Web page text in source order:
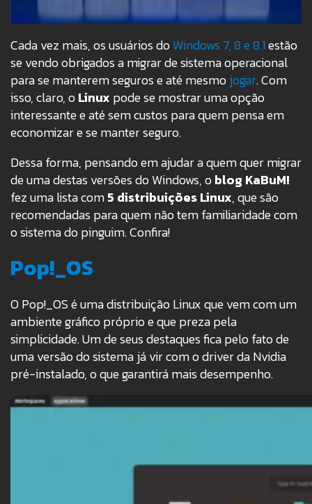
Cada vez mais, os usuários doWindows 7, 8 e 8.1estão
se vendo obrigados a migrar de sistema operacional
para se manterem seguros e até mesmojogar. Com
isso, claro, oLinux pode se mostrar uma opção
interessante e até sem custos para quem pensa em
economizar e se manter seguro.
Dessa forma, pensando em ajudar a quem quer migrar
de uma destas versões do Windows, oblog KaBuM!
fez uma lista com5 distribuições Linux, que são
recomendadas para quem não tem familiaridade com
o sistema do pinguim. Confira!
Pop!_OS
O Pop!_OS é uma distribuição Linux que vem com um
ambiente gráfico próprio e que preza pela
simplicidade. Um de seus destaques fica pelo fato de
uma versão do sistema já vir com o driver da Nvidia
pré-instalado, o que garantirá mais desempenho.